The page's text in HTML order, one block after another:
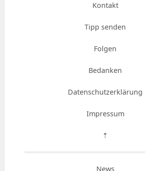
Kontakt
Tipp senden
Folgen
Bedanken
Datenschutzerklärung
Impressum
⇡
News